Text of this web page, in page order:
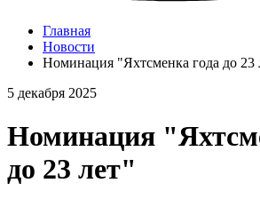
Главная
Новости
Номинация "Яхтсменка года до 23
5 декабря 2025
Номинация
до 23 лет"